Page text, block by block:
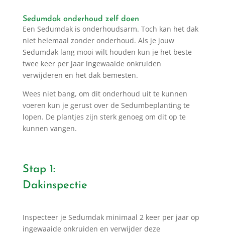
Sedumdak onderhoud zelf doen
Een Sedumdak is onderhoudsarm. Toch kan het dak
niet helemaal zonder onderhoud. Als je jouw
Sedumdak lang mooi wilt houden kun je het beste
twee keer per jaar ingewaaide onkruiden
verwijderen en het dak bemesten.
Wees niet bang, om dit onderhoud uit te kunnen
voeren kun je gerust over de Sedumbeplanting te
lopen. De plantjes zijn sterk genoeg om dit op te
kunnen vangen.
Stap 1:
Dakinspectie
Inspecteer je Sedumdak minimaal 2 keer per jaar op
ingewaaide onkruiden en verwijder deze